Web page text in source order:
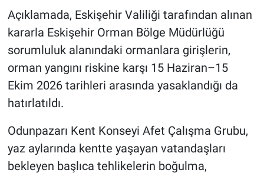
Açıklamada, Eskişehir Valiliği tarafından alınan
kararla Eskişehir Orman Bölge Müdürlüğü
sorumluluk alanındaki ormanlara girişlerin,
orman yangını riskine karşı 15 Haziran–15
Ekim 2026 tarihleri arasında yasaklandığı da
hatırlatıldı.
Odunpazarı Kent Konseyi Afet Çalışma Grubu,
yaz aylarında kentte yaşayan vatandaşları
bekleyen başlıca tehlikelerin boğulma,